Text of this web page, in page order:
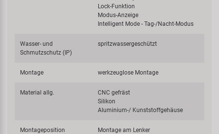
Lock-Funktion
Modus-Anzeige
Intelligent Mode - Tag-/Nacht-Modus
Wasser- und
Schmutzschutz (IP)
spritzwassergeschützt
Montage werkzeuglose Montage
Material allg.
CNC gefräst
Silikon
Aluminium-/ Kunststoffgehäuse
Montageposition Montage am Lenker